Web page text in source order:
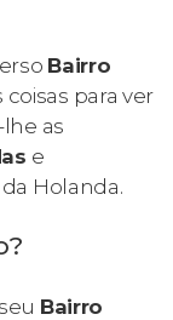
Bairro
para ver
as
e
Holanda.
Bairro